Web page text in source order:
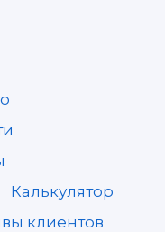
Калькулятор
клиентов